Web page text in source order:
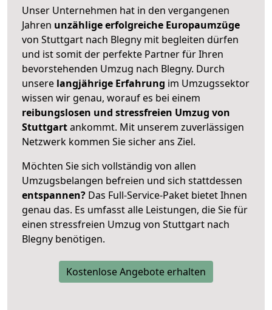
Unser Unternehmen hat in den vergangenen
Jahren unzählige erfolgreiche Europaumzüge
von Stuttgart nach Blegny mit begleiten dürfen
und ist somit der perfekte Partner für Ihren
bevorstehenden Umzug nach Blegny. Durch
unsere langjährige Erfahrung im Umzugssektor
wissen wir genau, worauf es bei einem
reibungslosen und stressfreien Umzug von
Stuttgartankommt. Mit unserem zuverlässigen
Netzwerk kommen Sie sicher ans Ziel.
Möchten Sie sich vollständig von allen
Umzugsbelangen befreien und sich stattdessen
entspannen? Das Full-Service-Paket bietet Ihnen
genau das. Es umfasst alle Leistungen, die Sie für
einen stressfreien Umzug von Stuttgart nach
Blegny benötigen.
Kostenlose Angebote erhalten